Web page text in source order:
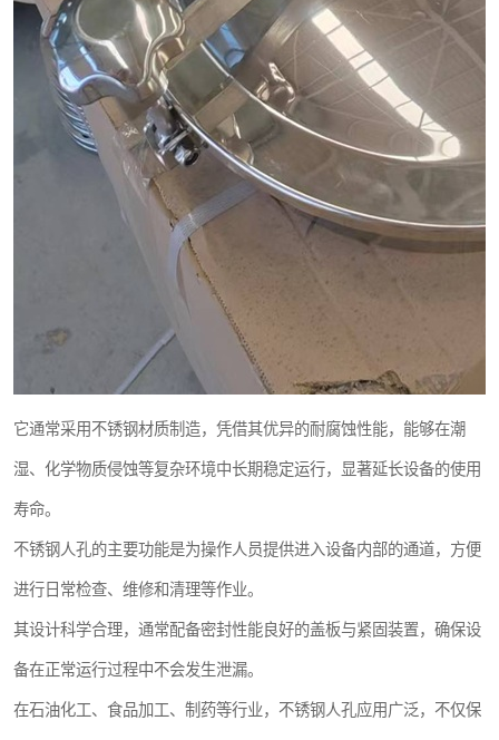
它通常采用不锈钢材质制造，凭借其优异的耐腐蚀性能，能够在潮
湿、化学物质侵蚀等复杂环境中长期稳定运行，显著延长设备的使用
寿命。
不锈钢人孔的主要功能是为操作人员提供进入设备内部的通道，方便
进行日常检查、维修和清理等作业。
其设计科学合理，通常配备密封性能良好的盖板与紧固装置，确保设
备在正常运行过程中不会发生泄漏。
在石油化工、食品加工、制药等行业，不锈钢人孔应用广泛，不仅保